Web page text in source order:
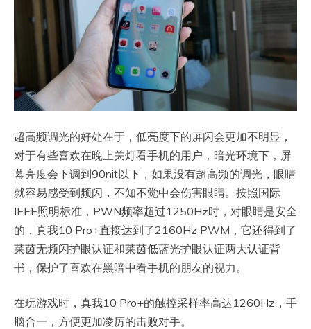
超高频调光的好处在于，低亮度下的屏闪会更加不明显，
对于有些喜欢在晚上关灯看手机的用户，暗光环境下，屏
幕亮度会下调到90nit以下，如果没有超高频的调光，眼睛
就容易感受到频闪，不知不觉中会伤害眼睛。按照国际
IEEE照明标准，PWN频率超过1250Hz时，对眼睛是安全
的，真我10 Pro+直接达到了2160Hz PWM，它还得到了
莱茵无频闪护眼认证和莱茵低蓝光护眼认证两大认证背
书，保护了喜欢在黑暗中看手机的朋友的视力。
在玩游戏时，真我10 Pro+的触控采样率高达1260Hz，手
脑合一，方便更加凌厉的击败对手。